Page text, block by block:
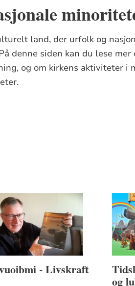
land, der urfolk og
denne siden kan du lese mer
og om kirkens aktiviteter i
- Livskraft
og